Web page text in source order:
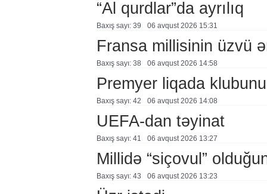
“Al qurdlar”da ayrılıq
Baxış sayı: 39 06 avqust 2026 15:31
Fransa millisinin üzvü
Baxış sayı: 38 06 avqust 2026 14:58
Premyer liqada
Baxış sayı: 42 06 avqust 2026 14:08
UEFA-dan təyinat
Baxış sayı: 41 06 avqust 2026 13:27
Millidə “siçovul”
Baxış sayı: 43 06 avqust 2026 13:23